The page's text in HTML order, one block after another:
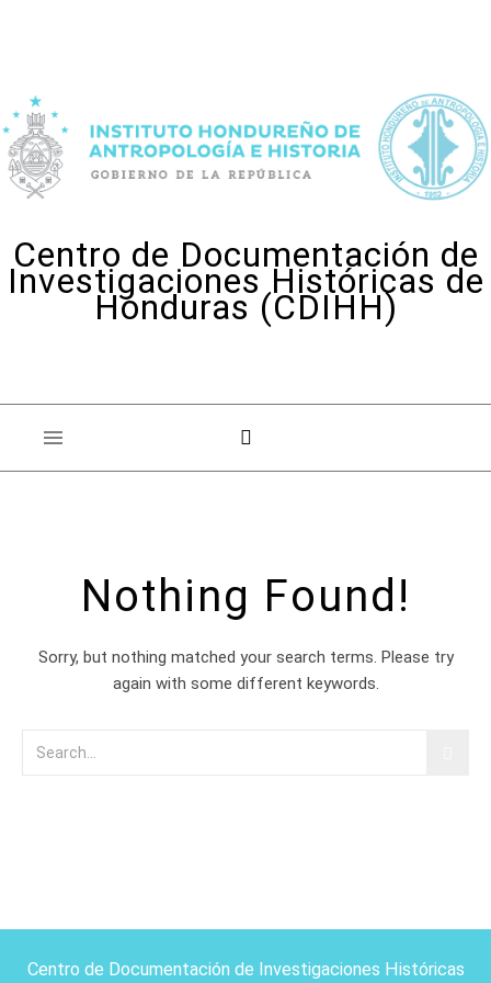
Centro de Documentación de
Investigaciones Históricas de
Honduras (CDIHH)
Nothing Found!
Sorry, but nothing matched your search terms. Please try
again with some different keywords.
Centro de Documentación de Investigaciones Históricas